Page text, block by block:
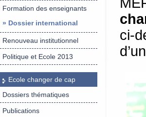
Formation des enseignants
» Dossier international
Renouveau institutionnel
Politique et Ecole 2013
Ecole changer de cap
Dossiers thématiques
Publications
ci-